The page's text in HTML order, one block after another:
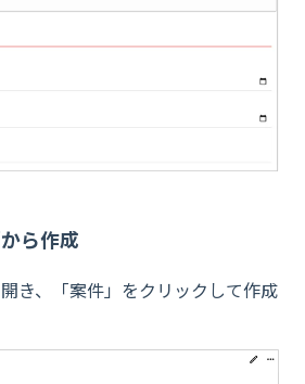
ら作成
き、「案件」をクリックして作成